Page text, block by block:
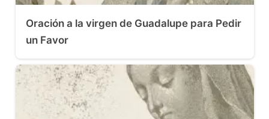
Oración a la virgen de Guadalupe para Pedir
un Favor